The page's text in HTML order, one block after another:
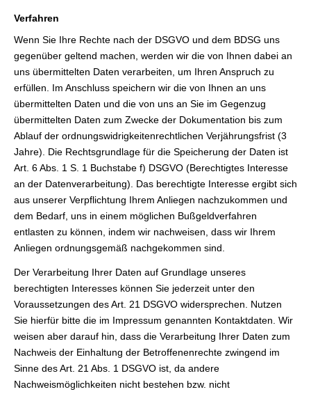
Verfahren
Wenn Sie Ihre Rechte nach der DSGVO und dem BDSG uns
gegenüber geltend machen, werden wir die von Ihnen dabei an
uns übermittelten Daten verarbeiten, um Ihren Anspruch zu
erfüllen. Im Anschluss speichern wir die von Ihnen an uns
übermittelten Daten und die von uns an Sie im Gegenzug
übermittelten Daten zum Zwecke der Dokumentation bis zum
Ablauf der ordnungswidrigkeitenrechtlichen Verjährungsfrist (3
Jahre). Die Rechtsgrundlage für die Speicherung der Daten ist
Art. 6 Abs. 1 S. 1 Buchstabe f) DSGVO (Berechtigtes Interesse
an der Datenverarbeitung). Das berechtigte Interesse ergibt sich
aus unserer Verpflichtung Ihrem Anliegen nachzukommen und
dem Bedarf, uns in einem möglichen Bußgeldverfahren
entlasten zu können, indem wir nachweisen, dass wir Ihrem
Anliegen ordnungsgemäß nachgekommen sind.
Der Verarbeitung Ihrer Daten auf Grundlage unseres
berechtigten Interesses können Sie jederzeit unter den
Voraussetzungen des Art. 21 DSGVO widersprechen. Nutzen
Sie hierfür bitte die im Impressum genannten Kontaktdaten. Wir
weisen aber darauf hin, dass die Verarbeitung Ihrer Daten zum
Nachweis der Einhaltung der Betroffenenrechte zwingend im
Sinne des Art. 21 Abs. 1 DSGVO ist, da andere
Nachweismöglichkeiten nicht bestehen bzw. nicht